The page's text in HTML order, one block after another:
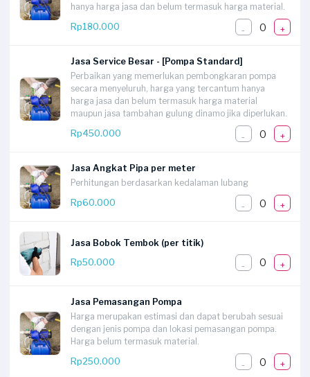
hanya harga jasa dan belum termasuk harga material.
Rp180.000
- 0 +
Jasa Service Besar - [Pompa Standard]
Perbaikan yang memerlukan pembongkaran pompa
secara menyeluruh, harga yang tercantum hanya
harga jasa dan belum termasuk harga material
maupun jasa tambahan gulung dinamo jika diperlukan.
Rp450.000
- 0 +
Jasa Angkat Pipa per meter
Perhitungan berdasarkan kedalaman lubang
Rp60.000
- 0 +
Jasa Bobok Tembok (per titik)
Rp50.000
- 0 +
Jasa Pemasangan Pompa
Harga merupakan estimasi dan dapat berubah sesuai
dengan jenis pompa dan lokasi pemasangan pompa.
Harga belum termasuk material.
Rp250.000
- 0 +